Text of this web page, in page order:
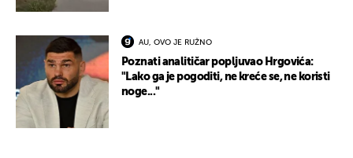
AU, OVO JE RUŽNO
Poznati analitičar popljuvao Hrgovića:
"Lako ga je pogoditi, ne kreće se, ne koristi
noge..."